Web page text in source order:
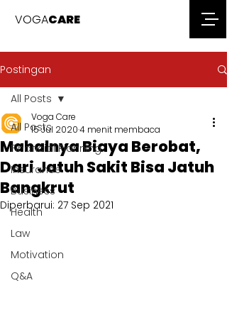
VOGACARE
Postingan
All Posts
Financial Planning
Insurance
Business
Health
Law
Motivation
Q&A
All Posts
Mahalnya Biaya Berobat,
Dari Jatuh Sakit Bisa Jatuh
Bangkrut
Voga Care
15 Jul 20204 menit membaca
Diperbarui: 27 Sep 2021